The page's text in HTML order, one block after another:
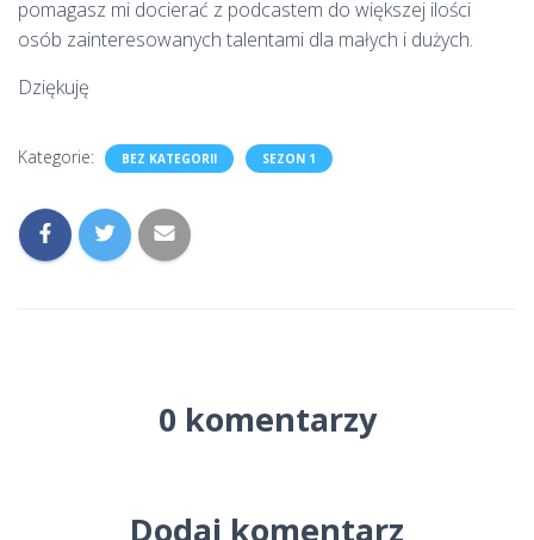
pomagasz mi docierać z podcastem do większej ilości
osób zainteresowanych talentami dla małych i dużych.
Dziękuję
Kategorie: BEZ KATEGORII SEZON 1
0 komentarzy
Dodaj komentarz